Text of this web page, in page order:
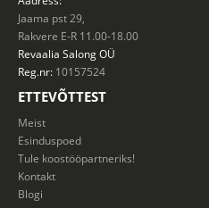
Jaama pst 29,
Rakvere E-R 11.00-18.00
Revaalia SalongOÜ
Reg.nr: 10157524
ETTEVÕTTEST
Meist
Esinduspoed
Tule koostööpartneriks!
Kontakt
Blogi